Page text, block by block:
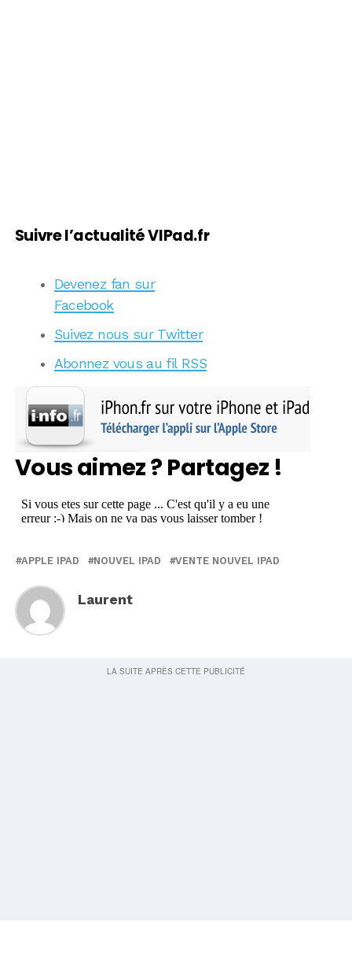
Suivre l’actualité VIPad.fr
Devenez fan sur
Facebook
Suivez nous sur Twitter
Abonnez vous au fil RSS
Vous aimez ? Partagez !
APPLE IPAD NOUVEL IPAD VENTE NOUVEL IPAD
Laurent